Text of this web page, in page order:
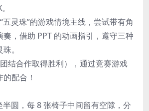
灵珠”的游戏情境主线，尝试带有角
，借助 PPT 的动画指引，遵守三种
。
结合作取得胜利），通过竞赛游戏
配合！
圆，每 8 张椅子中间留有空隙，分